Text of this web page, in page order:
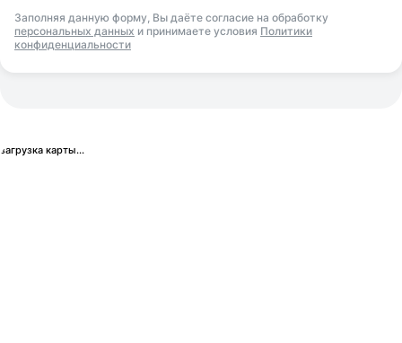
Заполняя данную форму, Вы даёте согласие на обработку
персональных данных и принимаете условия Политики
конфиденциальности
загрузка карты...